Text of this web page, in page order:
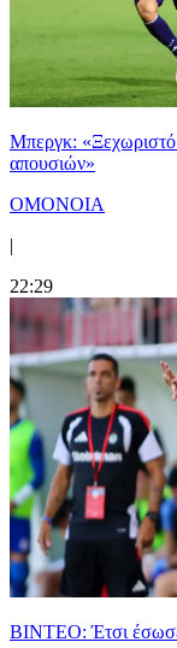
Μπεργκ: «Ξεχωριστό
απουσιών»
ΟΜΟΝΟΙΑ
|
22:29
ΒΙΝΤΕΟ: Έτσι